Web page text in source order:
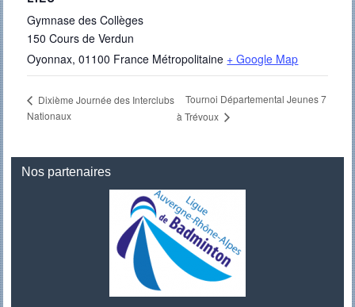
Gymnase des Collèges
150 Cours de Verdun
Oyonnax, 01100 France Métropolitaine + Google Map
Dixième Journée des Interclubs
Nationaux
Tournoi Départemental Jeunes 7
à Trévoux
Nos partenaires